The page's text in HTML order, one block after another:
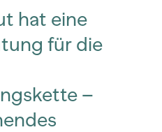
hat eine
für die
–